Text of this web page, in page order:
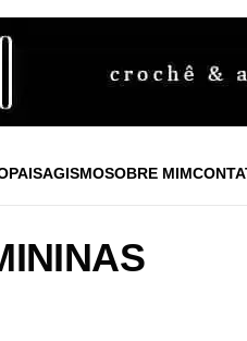
PAISAGISMOSOBRE MIM